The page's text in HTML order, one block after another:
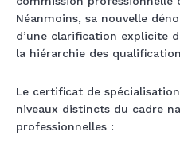
Néanmoins, sa nouvelle
d’une clarification explicite
la hiérarchie des
Le certificat de
niveaux distincts du cadre
professionnelles :